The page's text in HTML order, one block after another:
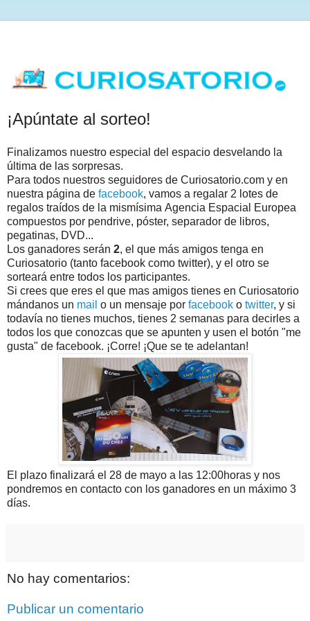
¡Apúntate al sorteo!
Finalizamos nuestro especial del espacio desvelando la
última de las sorpresas.
Para todos nuestros seguidores de Curiosatorio.com y en
nuestra página de facebook, vamos a regalar 2 lotes de
regalos traídos de la mismísima Agencia Espacial Europea
compuestos por pendrive, póster, separador de libros,
pegatinas, DVD...
Los ganadores serán 2, el que más amigos tenga en
Curiosatorio (tanto facebook como twitter), y el otro se
sorteará entre todos los participantes.
Si crees que eres el que mas amigos tienes en Curiosatorio
mándanos un mail o un mensaje por facebook o twitter, y si
todavía no tienes muchos, tienes 2 semanas para decirles a
todos los que conozcas que se apunten y usen el botón "me
gusta" de facebook. ¡Corre! ¡Que se te adelantan!
El plazo finalizará el 28 de mayo a las 12:00horas y nos
pondremos en contacto con los ganadores en un máximo 3
días.
No hay comentarios:
Publicar un comentario